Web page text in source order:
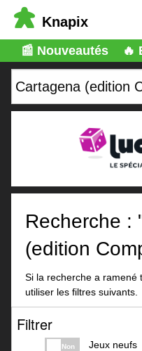
Knapix
📰 Nouveautés 🔥
Recherche :
(edition
Si la recherche a ramené
utiliser les filtres suivants.
Filtrer
Non Jeux neufs